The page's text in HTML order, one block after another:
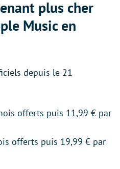
plus cher
Music en
depuis le 21
offerts puis 11,99 € par
offerts puis 19,99 € par